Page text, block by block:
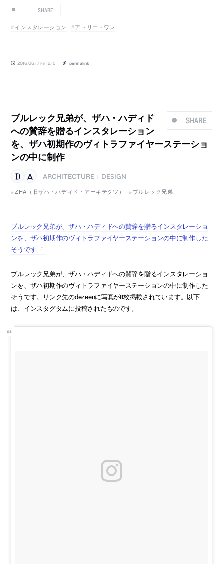
SHARE
インスタレーション アトリエ・ワン
2016.06.17 Fri 12:15 permalink
SHARE
ブルレック兄弟が、ザハ・ハディド
への賛辞を贈るインスタレーション
を、ザハ初期作のヴィトラファイヤーステーショ
ンの中に制作
ARCHITECTURE
DESIGN
ZHA（旧ザハ・ハディド・アーキテクツ）
ブルレック兄弟
ブルレック兄弟が、ザハ・ハディドへの賛辞を贈るインスタレーショ
ンを、ザハ初期作のヴィトラファイヤーステーションの中に制作した
そうです
ブルレック兄弟が、ザハ・ハディドへの賛辞を贈るインスタレーショ
ンを、ザハ初期作のヴィトラファイヤーステーションの中に制作した
そうです。リンク先のdezeenに写真が8枚掲載されています。以下
は、インスタグタムに投稿されたものです。